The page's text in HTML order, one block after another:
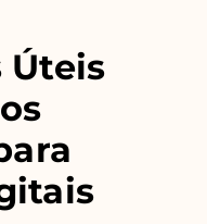
Úteis